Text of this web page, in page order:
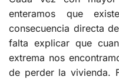
enteramos que
consecuencia directa
falta explicar que
extrema nos
de perder la vivienda.